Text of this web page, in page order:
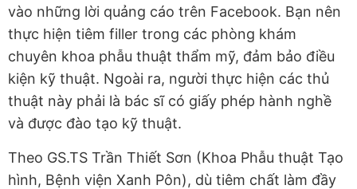
vào những lời quảng cáo trên Facebook. Bạn nên
thực hiện tiêm filler trong các phòng khám
chuyên khoa phẫu thuật thẩm mỹ, đảm bảo điều
kiện kỹ thuật. Ngoài ra, người thực hiện các thủ
thuật này phải là bác sĩ có giấy phép hành nghề
và được đào tạo kỹ thuật.
Theo GS.TS Trần Thiết Sơn (Khoa Phẫu thuật Tạo
hình, Bệnh viện Xanh Pôn), dù tiêm chất làm đầy